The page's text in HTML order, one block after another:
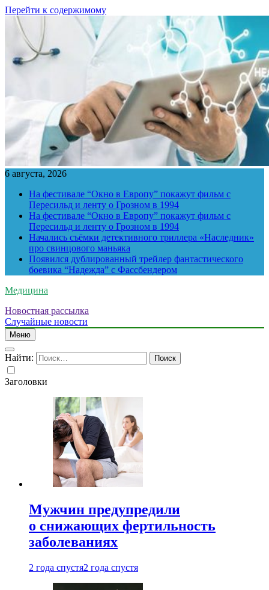
Перейти к содержимому
6 августа, 2026
На фестивале “Окно в Европу” покажут фильм с
Пересильд и ленту о Грозном в 1994
На фестивале “Окно в Европу” покажут фильм с
Пересильд и ленту о Грозном в 1994
Начались съёмки детективного триллера «Наследник»
про свинцового маньяка
Появился дублированный трейлер фантастического
боевика “Надежда” с Фассбендером
Медицина
Новостная рассылка
Случайные новости
Меню
Найти:
Заголовки
Мужчин предупредили
о снижающих фертильность
заболеваниях
2 года спустя2 года спустя